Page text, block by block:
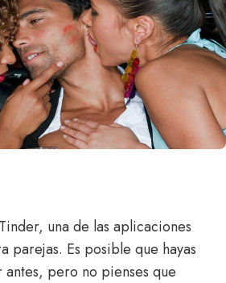
una de las aplicaciones
parejas. Es posible que hayas
pero no pienses que